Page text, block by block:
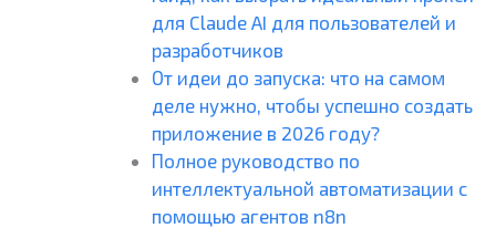
для Claude AI для пользователей и
разработчиков
От идеи до запуска: что на самом
деле нужно, чтобы успешно создать
приложение в 2026 году?
Полное руководство по
интеллектуальной автоматизации с
помощью агентов n8n